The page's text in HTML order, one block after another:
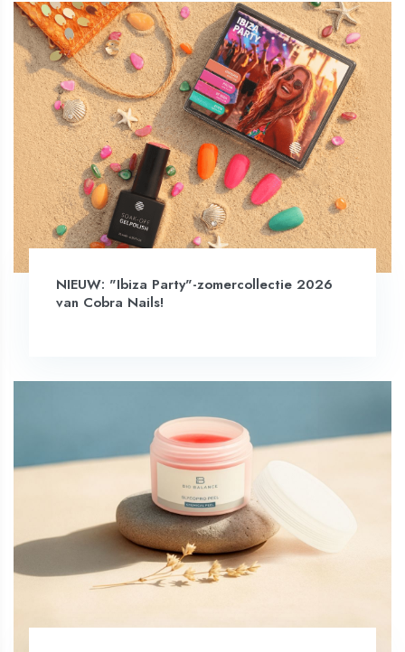
NIEUW: "Ibiza Party"-zomercollectie 2026
van Cobra Nails!